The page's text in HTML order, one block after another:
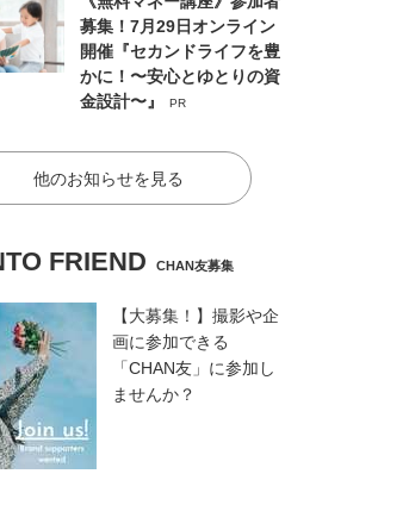
募集！7月29日オンライン
開催『セカンドライフを豊
かに！〜安心とゆとりの資
金設計〜』
PR
他のお知らせを見る
FRIEND CHAN友募集
【大募集！】撮影や企
画に参加できる
「CHAN友」に参加し
ませんか？